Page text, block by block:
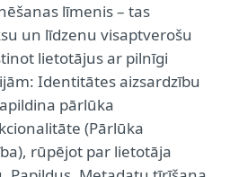
līmenis – tas
un līdzenu visaptverošu
lietotājus ar pilnīgi
Identitātes aizsardzību
pārlūka
(Pārlūka
rūpējot par lietotāja